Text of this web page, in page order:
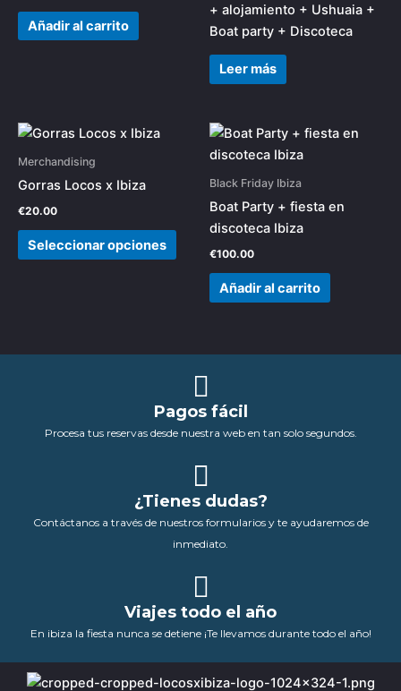
Añadir al carrito
+ alojamiento + Ushuaia +
Boat party + Discoteca
Leer más
Merchandising
Gorras Locos x Ibiza
€20.00
Seleccionar opciones
producto
opciones
pueden
de
producto
Black Friday Ibiza
Boat Party + fiesta en
discoteca Ibiza
€100.00
Añadir al carrito
Pagos fácil
Procesa tus reservas desde nuestra web en tan solo segundos.
¿Tienes dudas?
Contáctanos a través de nuestros formularios y te ayudaremos de
inmediato.
Viajes todo el año
En ibiza la fiesta nunca se detiene ¡Te llevamos durante todo el año!